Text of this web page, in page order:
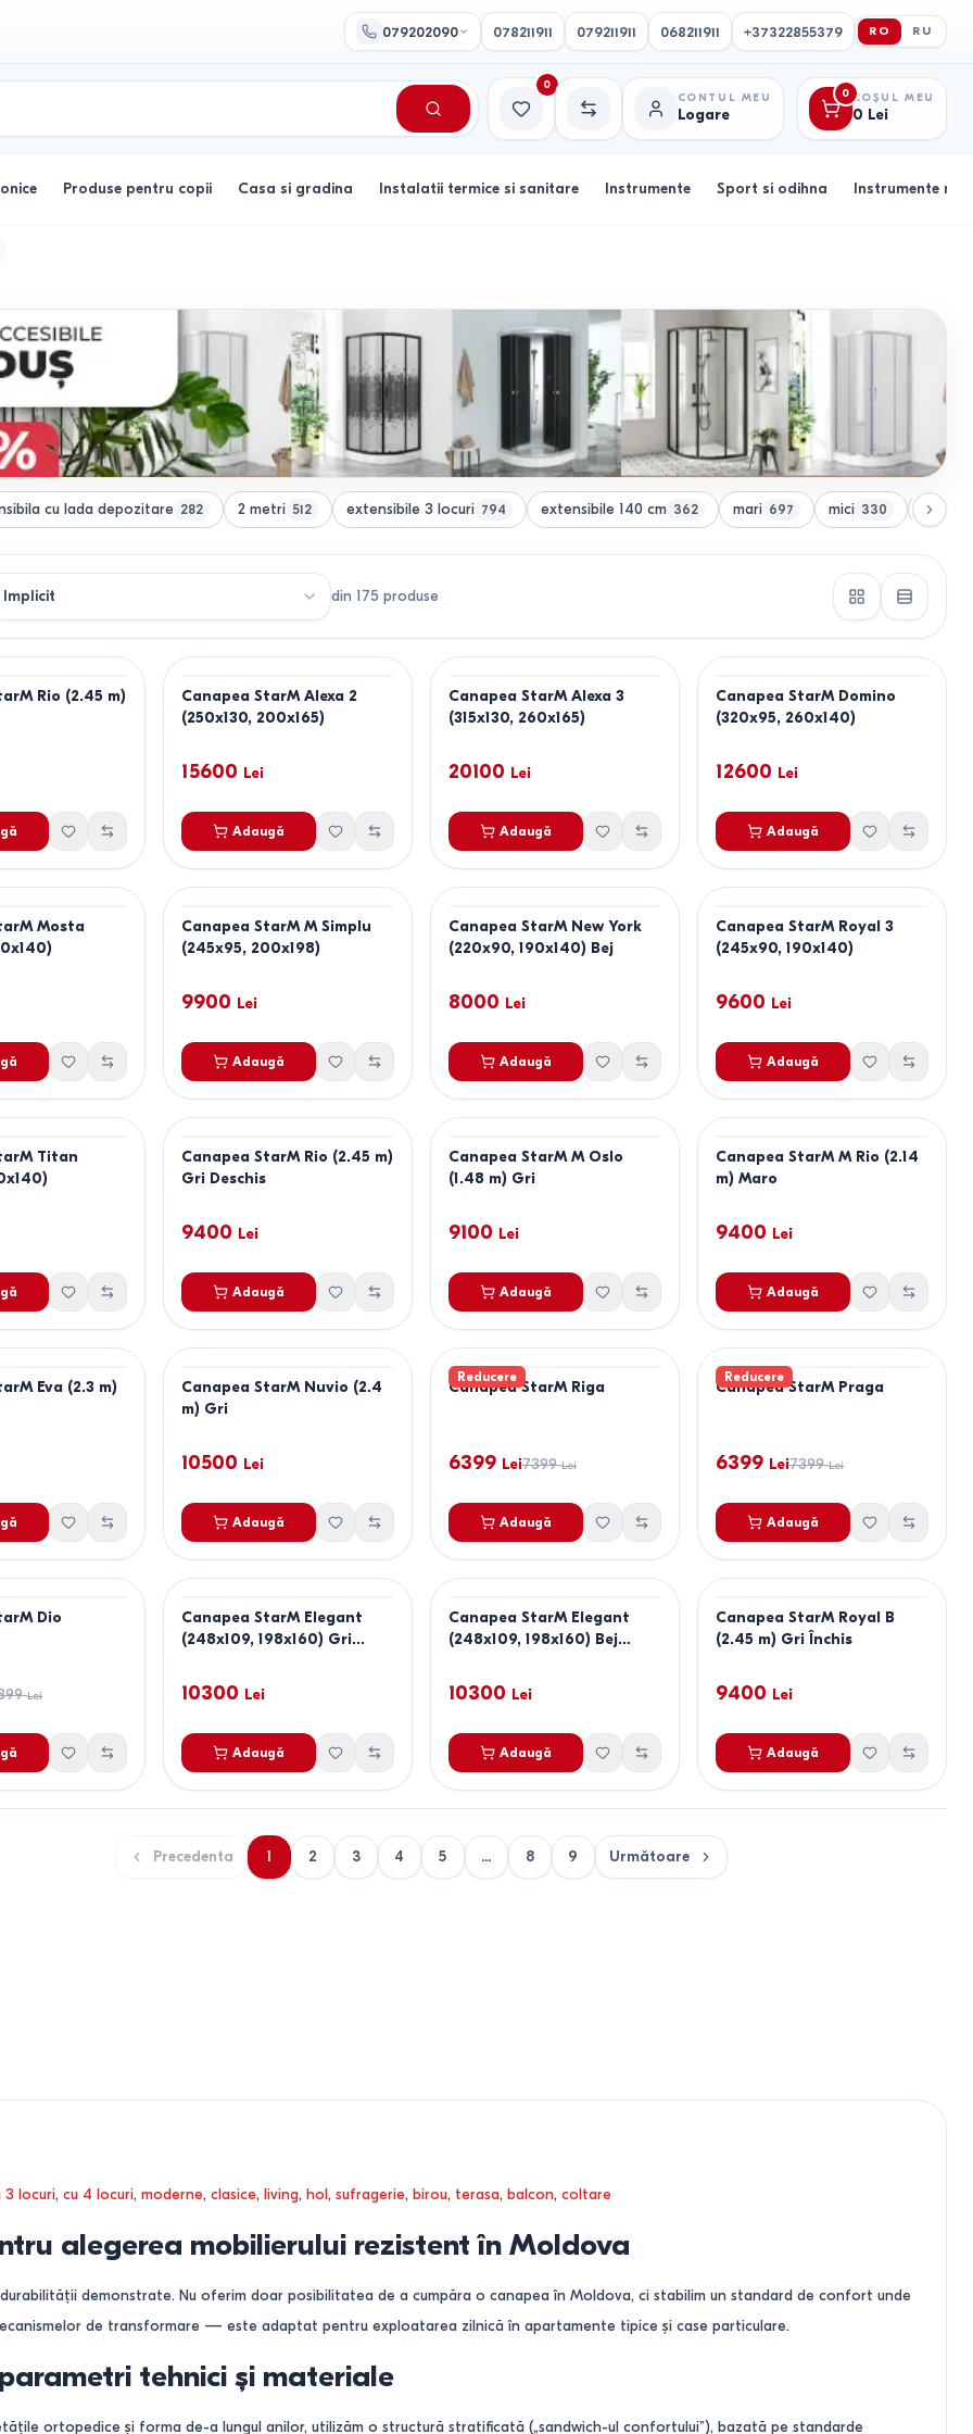
079202090 078211911 079211911 068211911 +37322855379 RO RU
Favorite
0
Comparație
CONTUL MEU
Logare
0 COȘUL MEU
0 Lei
Produse pentru copii Casa si gradina Instalatii termice si sanitare Instrumente Sport si odihna Instrumente
cu lada depozitare 282 2 metri 512 extensibile 3 locuri 794 extensibile 140 cm 362 mari 697 mici 330
din 175 produse
Rio (2.45 m)
Canapea StarM Alexa 2
(250x130, 200x165)
15600 Lei
Adaugă
Canapea StarM Alexa 3
(315x130, 260x165)
20100 Lei
Adaugă
Canapea StarM Domino
(320x95, 260x140)
12600 Lei
Adaugă
Mosta
Canapea StarM M Simplu
(245x95, 200x198)
9900 Lei
Adaugă
Canapea StarM New York
(220x90, 190x140) Bej
8000 Lei
Adaugă
Canapea StarM Royal 3
(245x90, 190x140)
9600 Lei
Adaugă
Titan
Canapea StarM Rio (2.45 m)
Gri Deschis
9400 Lei
Adaugă
Canapea StarM M Oslo
(1.48 m) Gri
9100 Lei
Adaugă
Canapea StarM M Rio (2.14
m) Maro
9400 Lei
Adaugă
Eva (2.3 m)
Canapea StarM Nuvio (2.4
m) Gri
10500 Lei
Adaugă
Reducere
Canapea StarM Riga
6399 Lei7399 Lei
Adaugă
Reducere
Canapea StarM Praga
6399 Lei7399 Lei
Adaugă
Dio
Lei
Canapea StarM Elegant
(248x109, 198x160) Gri
10300 Lei
Adaugă
Canapea StarM Elegant
(248x109, 198x160) Bej
10300 Lei
Adaugă
Canapea StarM Royal B
(2.45 m) Gri Închis
9400 Lei
Adaugă
Precedenta 1 2 3 4 5 ... 8 9 Următoare
3 locuri, cu 4 locuri, moderne, clasice, living, hol, sufragerie, birou, terasa, balcon, coltare
alegerea mobilierului rezistent în Moldova
demonstrate. Nu oferim doar posibilitatea de a cumpăra o canapea în Moldova, ci stabilim un standard de confort unde
de transformare — este adaptat pentru exploatarea zilnică în apartamente tipice și case particulare.
tehnici și materiale
ortopedice și forma de-a lungul anilor, utilizăm o structură stratificată („sandwich-ul confortului”), bazată pe standarde